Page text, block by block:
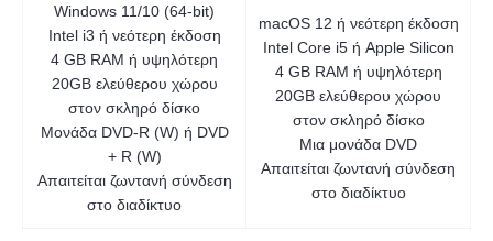
Windows 11/10 (64-bit)
Intel i3 ή νεότερη έκδοση
4 GB RAM ή υψηλότερη
20GB ελεύθερου χώρου
στον σκληρό δίσκο
Μονάδα DVD-R (W) ή DVD
+ R (W)
Απαιτείται ζωντανή σύνδεση
στο διαδίκτυο
macOS 12 ή νεότερη έκδοση
Intel Core i5 ή Apple Silicon
4 GB RAM ή υψηλότερη
20GB ελεύθερου χώρου
στον σκληρό δίσκο
Μια μονάδα DVD
Απαιτείται ζωντανή σύνδεση
στο διαδίκτυο